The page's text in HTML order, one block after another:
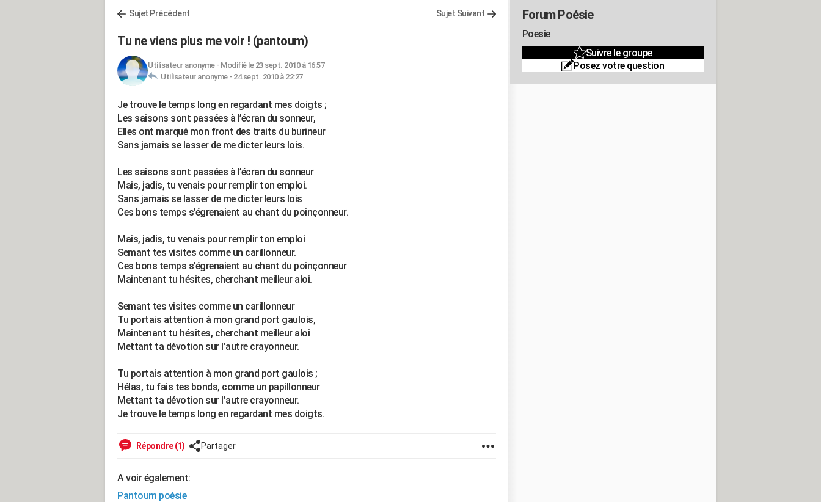
Sujet Précédent Sujet Suivant
Tu ne viens plus me voir ! (pantoum)
Utilisateur anonyme- Modifié le 23 sept. 2010 à 16:57
Utilisateur anonyme - 24 sept. 2010 à 22:27
Je trouve le temps long en regardant mes doigts ;
Les saisons sont passées à l’écran du sonneur,
Elles ont marqué mon front des traits du burineur
Sans jamais se lasser de me dicter leurs lois.
Les saisons sont passées à l’écran du sonneur
Mais, jadis, tu venais pour remplir ton emploi.
Sans jamais se lasser de me dicter leurs lois
Ces bons temps s’égrenaient au chant du poinçonneur.
Mais, jadis, tu venais pour remplir ton emploi
Semant tes visites comme un carillonneur.
Ces bons temps s’égrenaient au chant du poinçonneur
Maintenant tu hésites, cherchant meilleur aloi.
Semant tes visites comme un carillonneur
Tu portais attention à mon grand port gaulois,
Maintenant tu hésites, cherchant meilleur aloi
Mettant ta dévotion sur l’autre crayonneur.
Tu portais attention à mon grand port gaulois ;
Hélas, tu fais tes bonds, comme un papillonneur
Mettant ta dévotion sur l’autre crayonneur.
Je trouve le temps long en regardant mes doigts.
Répondre (1) Partager
A voir également:
Pantoum poésie
Forum Poésie
Poesie
Suivre le groupe
Posez votre question